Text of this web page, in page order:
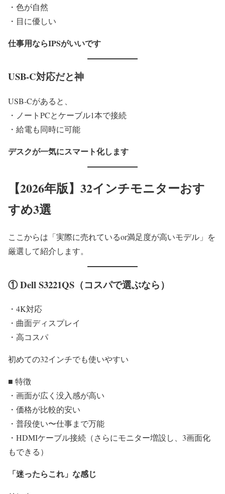
・色が自然
・目に優しい
仕事用ならIPSがいいです
USB-C対応だと神
USB-Cがあると、
・ノートPCとケーブル1本で接続
・給電も同時に可能
デスクが一気にスマート化します
【2026年版】32インチモニターおす
すめ3選
ここからは「実際に売れているor満足度が高いモデル」を
厳選して紹介します。
① Dell S3221QS（コスパで選ぶなら）
・4K対応
・曲面ディスプレイ
・高コスパ
初めての32インチでも使いやすい
■ 特徴
・画面が広く没入感が高い
・価格が比較的安い
・普段使い〜仕事まで万能
・HDMIケーブル接続（さらにモニター増設し、3画面化
もできる）
「迷ったらこれ」な感じ